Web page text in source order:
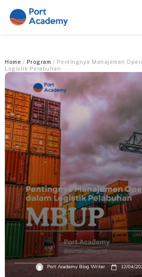
Home / Program / Pentingnya Manajemen
Logistik Pelabuhan
Port Academy Blog Writer 12/04/